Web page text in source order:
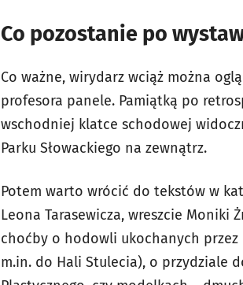
Co pozostanie po
Co ważne, wirydarz wciąż można
profesora panele. Pamiątką po
wschodniej klatce schodowej
Parku Słowackiego na zewnątrz.
Potem warto wrócić do tekstów w
Leona Tarasewicza, wreszcie
choćby o hodowli ukochanych przez
m.in. do Hali Stulecia), o przydziale